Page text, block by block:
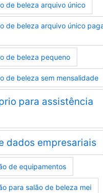
de beleza arquivo único
de beleza arquivo único
de beleza pequeno
de beleza sem mensalidade
para assistência
dados empresariais
de equipamentos
para salão de beleza mei